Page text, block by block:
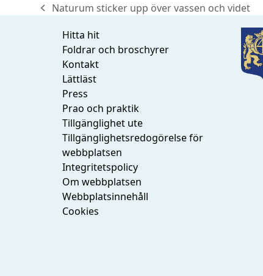
previous
post:
Naturum sticker upp över vassen och videt
Hitta hit
Foldrar och broschyrer
Kontakt
Lättläst
Press
Prao och praktik
Tillgänglighet ute
Tillgänglighetsredogörelse för
webbplatsen
Integritetspolicy
Om webbplatsen
Webbplatsinnehåll
Cookies